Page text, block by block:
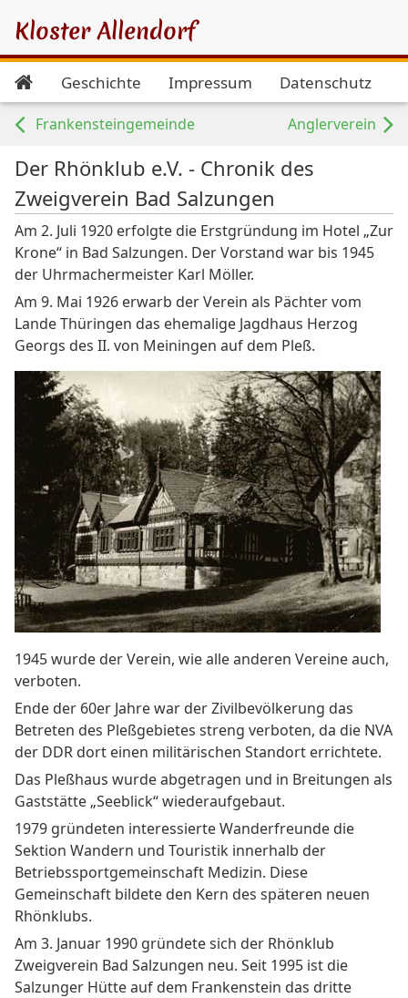
Kloster Allendorf
Geschichte Impressum Datenschutz
Frankensteingemeinde Anglerverein
Der Rhönklub e.V. - Chronik des
Zweigverein Bad Salzungen
Am 2. Juli 1920 erfolgte die Erstgründung im Hotel „Zur
Krone“ in Bad Salzungen. Der Vorstand war bis 1945
der Uhrmachermeister Karl Möller.
Am 9. Mai 1926 erwarb der Verein als Pächter vom
Lande Thüringen das ehemalige Jagdhaus Herzog
Georgs des II. von Meiningen auf dem Pleß.
1945 wurde der Verein, wie alle anderen Vereine auch,
verboten.
Ende der 60er Jahre war der Zivilbevölkerung das
Betreten des Pleßgebietes streng verboten, da die NVA
der DDR dort einen militärischen Standort errichtete.
Das Pleßhaus wurde abgetragen und in Breitungen als
Gaststätte „Seeblick“ wiederaufgebaut.
1979 gründeten interessierte Wanderfreunde die
Sektion Wandern und Touristik innerhalb der
Betriebssportgemeinschaft Medizin. Diese
Gemeinschaft bildete den Kern des späteren neuen
Rhönklubs.
Am 3. Januar 1990 gründete sich der Rhönklub
Zweigverein Bad Salzungen neu. Seit 1995 ist die
Salzunger Hütte auf dem Frankenstein das dritte